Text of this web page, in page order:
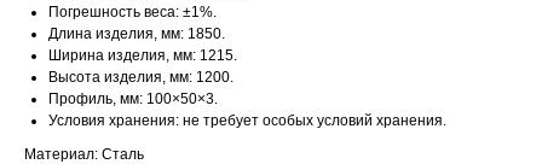
Погрешность веса: ±1%.
Длина изделия, мм: 1850.
Ширина изделия, мм: 1215.
Высота изделия, мм: 1200.
Профиль, мм: 100×50×3.
Условия хранения: не требует особых условий хранения.
Материал: Сталь